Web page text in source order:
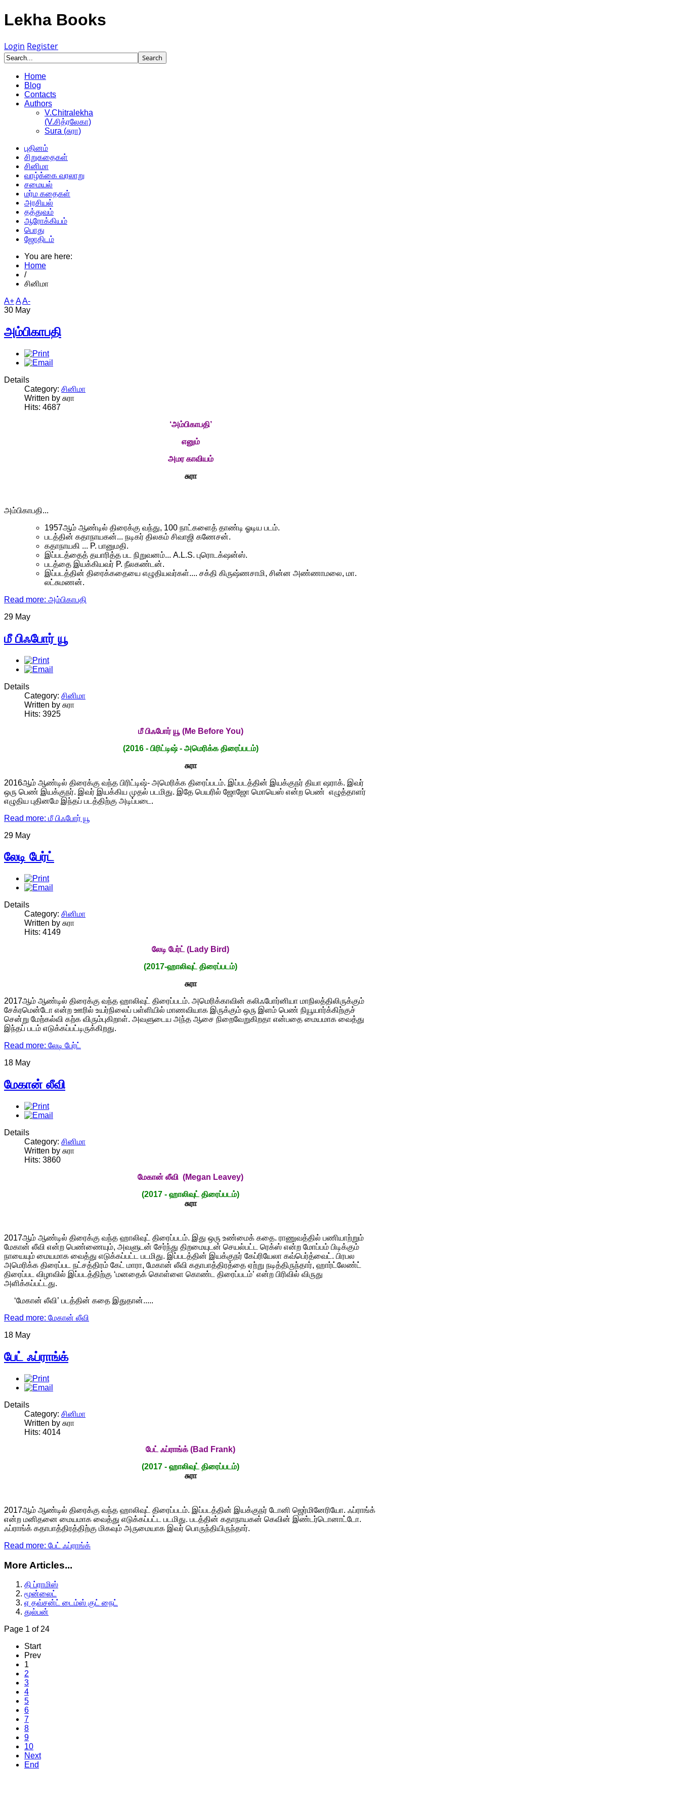
Lekha Books
Login Register
Home
Blog
Contacts
Authors
V.Chitralekha
(V.சித்ரலேகா)
Sura (சுரா)
புதினம்
சிறுகதைகள்
சினிமா
வாழ்க்கை வரலாறு
சமையல்
மர்ம கதைகள்
அரசியல்
தத்துவம்
ஆரோக்கியம்
பொது
ஜோதிடம்
You are here:
Home
/
சினிமா
A+AA-
30 May
அம்பிகாபதி
Details
Category: சினிமா
Written by சுரா
Hits: 4687
‘அம்பிகாபதி’
எனும்
அமர காவியம்
சுரா
அம்பிகாபதி...
1957ஆம் ஆண்டில் திரைக்கு வந்து, 100 நாட்களைத் தாண்டி ஓடிய படம்.
படத்தின் கதாநாயகன்... நடிகர் திலகம் சிவாஜி கணேசன்.
கதாநாயகி ... P. பானுமதி.
இப்படத்தைத் தயாரித்த பட நிறுவனம்... A.L.S. புரொடக்‌ஷன்ஸ்.
படத்தை இயக்கியவர் P. நீலகண்டன்.
இப்படத்தின் திரைக்கதையை எழுதியவர்கள்.... சக்தி கிருஷ்ணசாமி, சின்ன அண்ணாமலை, மா.
லட்சுமணன்.
Read more: அம்பிகாபதி
29 May
மீ பிஃபோர் யூ
Details
Category: சினிமா
Written by சுரா
Hits: 3925
மீபிஃபோர் யூ (Me Before You)
(2016 - பிரிட்டிஷ் - அமெரிக்க திரைப்படம்)
சுரா
2016ஆம் ஆண்டில் திரைக்கு வந்த பிரிட்டிஷ்- அமெரிக்க திரைப்படம். இப்படத்தின் இயக்குநர் தியா ஷராக். இவர்
ஒரு பெண் இயக்குநர். இவர் இயக்கிய முதல் படமிது. இதே பெயரில் ஜோஜோ மொயெஸ் என்ற பெண் எழுத்தாளர்
எழுதிய புதினமே இந்தப் படத்திற்கு அடிப்படை.
Read more: மீ பிஃபோர் யூ
29 May
லேடி பேர்ட்
Details
Category: சினிமா
Written by சுரா
Hits: 4149
லேடி பேர்ட்(Lady Bird)
(2017-ஹாலிவுட் திரைப்படம்)
சுரா
2017ஆம் ஆண்டில் திரைக்கு வந்த ஹாலிவுட் திரைப்படம். அமெரிக்காவின் கலிஃபோர்னியா மாநிலத்திலிருக்கும்
சேக்ரமென்டோ என்ற ஊரில் உயர்நிலைப் பள்ளியில் மாணவியாக இருக்கும் ஒரு இளம் பெண் நியூயார்க்கிற்குச்
சென்று மேற்கல்வி கற்க விரும்புகிறாள். அவளுடைய அந்த ஆசை நிறைவேறுகிறதா என்பதை மையமாக வைத்து
இந்தப் படம் எடுக்கப்பட்டிருக்கிறது.
Read more: லேடி பேர்ட்
18 May
மேகான் லீவி
Details
Category: சினிமா
Written by சுரா
Hits: 3860
மேகான் லீவி (Megan Leavey)
(2017 - ஹாலிவுட் திரைப்படம்)
சுரா
2017ஆம் ஆண்டில் திரைக்கு வந்த ஹாலிவுட் திரைப்படம். இது ஒரு உண்மைக் கதை. ராணுவத்தில் பணியாற்றும்
மேகான் லீவி என்ற பெண்ணையும், அவளுடன் சேர்ந்து திறமையுடன் செயல்பட்ட ரெக்ஸ் என்ற மோப்பம் பிடிக்கும்
நாயையும் மையமாக வைத்து எடுக்கப்பட்ட படமிது. இப்படத்தின் இயக்குநர் கேப்ரியேலா கவ்பெர்த்வைட். பிரபல
அமெரிக்க திரைப்பட நட்சத்திரம் கேட் மாரா, மேகான் லீவி கதாபாத்திரத்தை ஏற்று நடித்திருந்தார், ஹார்ட்லேண்ட்
திரைப்பட விழாவில் இப்படத்திற்கு ‘மனதைக் கொள்ளை கொண்ட திரைப்படம்’ என்ற பிரிவில் விருது
அளிக்கப்பட்டது.
‘மேகான் லீவி’ படத்தின் கதை இதுதான்.....
Read more: மேகான் லீவி
18 May
பேட் ஃப்ராங்க்
Details
Category: சினிமா
Written by சுரா
Hits: 4014
பேட் ஃப்ராங்க் (Bad Frank)
(2017 - ஹாலிவுட் திரைப்படம்)
சுரா
2017ஆம் ஆண்டில் திரைக்கு வந்த ஹாலிவுட் திரைப்படம். இப்படத்தின் இயக்குநர் டோனி ஜெர்மினேரியோ. ஃப்ராங்க்
என்ற மனிதனை மையமாக வைத்து எடுக்கப்பட்ட படமிது. படத்தின் கதாநாயகன் கெவின் இண்டர்டொனாட்டோ.
ஃப்ராங்க் கதாபாத்திரத்திற்கு மிகவும் அருமையாக இவர் பொருந்தியிருந்தார்.
Read more: பேட் ஃப்ராங்க்
More Articles...
தி ப்ராமிஸ்
மூன்லைட்
ஏ தவ்சன்ட் டைம்ஸ் குட் நைட்
துல்பன்
Page 1 of 24
Start
Prev
1
2
3
4
5
6
7
8
9
10
Next
End